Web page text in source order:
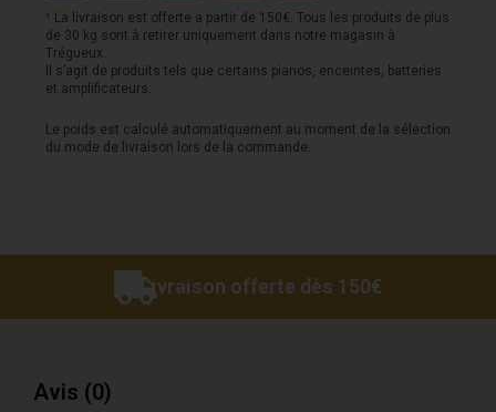
10
sorties
CP-
¹ La livraison est offerte a partir de 150€. Tous les produits de plus
de 30 kg sont à retirer uniquement dans notre magasin à
Trégueux.
Il s’agit de produits tels que certains pianos, enceintes, batteries
et amplificateurs.
Le poids est calculé automatiquement au moment de la sélection
du mode de livraison lors de la commande.
Livraison offerte dès 150€
Avis (0)